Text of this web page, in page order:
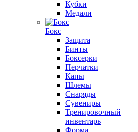
Кубки
Медали
Бокс
Защита
Бинты
Боксерки
Перчатки
Капы
Шлемы
Снаряды
Сувениры
Тренировочный
инвентарь
Форма